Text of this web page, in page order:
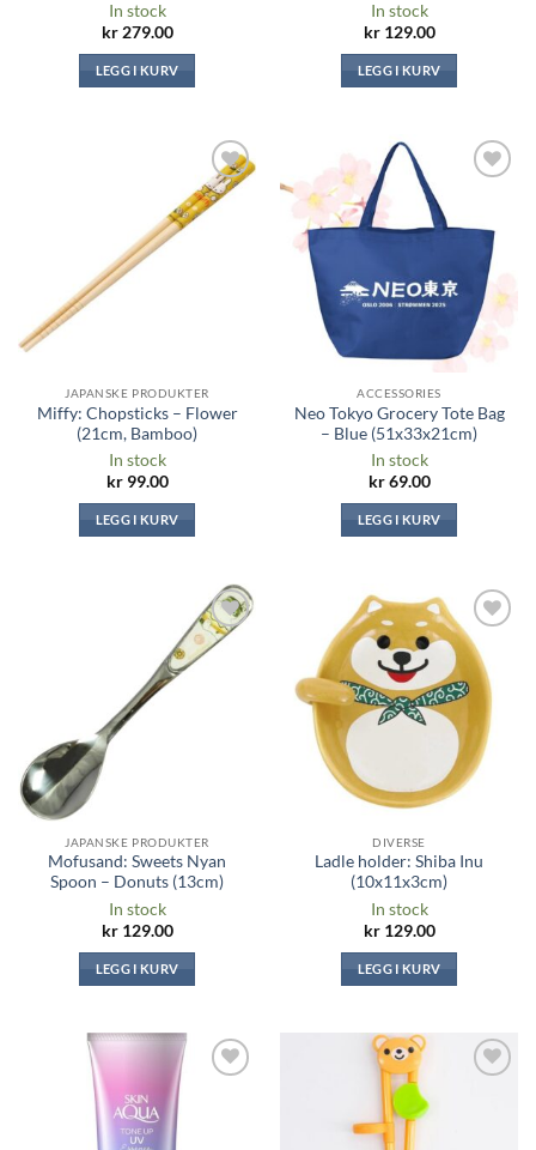
In stock
kr279.00
LEGG I KURV
In stock
kr129.00
LEGG I KURV
Legg til i
ønskeliste
JAPANSKE PRODUKTER
Miffy: Chopsticks – Flower
(21cm, Bamboo)
In stock
kr99.00
LEGG I KURV
ACCESSORIES
Neo Tokyo Grocery Tote Bag
– Blue (51x33x21cm)
In stock
kr69.00
LEGG I KURV
Legg til i
ønskeliste
JAPANSKE PRODUKTER
Mofusand: Sweets Nyan
Spoon – Donuts (13cm)
In stock
kr129.00
LEGG I KURV
Legg til i
ønskeliste
DIVERSE
Ladle holder: Shiba Inu
(10x11x3cm)
In stock
kr129.00
LEGG I KURV